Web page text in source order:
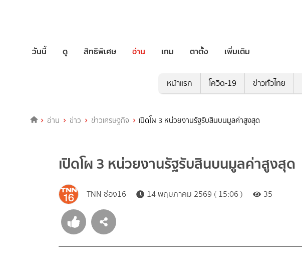
วันนี้ ดู สิทธิพิเศษ อ่าน เกม ตาตั้ง เพิ่มเติม
หน้าแรก โควิด-19 ข่าวทั่วไทย
อ่าน ข่าว ข่าวเศรษฐกิจ เปิดโผ 3 หน่วยงานรัฐรับสินบนมูลค่าสูงสุด
เปิดโผ 3 หน่วยงานรัฐรับสินบนมูลค่าสูงสุด
TNN ช่อง16 14 พฤษภาคม 2569 ( 15:06 ) 35